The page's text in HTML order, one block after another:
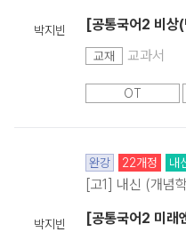
박지빈
[공통국어2 비상
교재 교과서
OT
박지빈
완강 22개정 내
[고1] 내신 (개념
[공통국어2 미래